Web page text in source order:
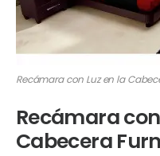
Recámara con Luz en la
Recámara
Cabecera